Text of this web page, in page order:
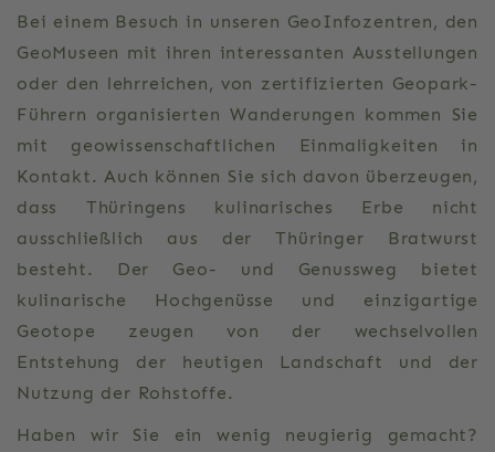
Bei einem Besuch in unseren GeoInfozentren, den
GeoMuseen mit ihren interessanten Ausstellungen
oder den lehrreichen, von zertifizierten Geopark-
Führern organisierten Wanderungen kommen Sie
mit geowissenschaftlichen Einmaligkeiten in
Kontakt. Auch können Sie sich davon überzeugen,
dass Thüringens kulinarisches Erbe nicht
ausschließlich aus der Thüringer Bratwurst
besteht. Der Geo- und Genussweg bietet
kulinarische Hochgenüsse und einzigartige
Geotope zeugen von der wechselvollen
Entstehung der heutigen Landschaft und der
Nutzung der Rohstoffe.
Haben wir Sie ein wenig neugierig gemacht?